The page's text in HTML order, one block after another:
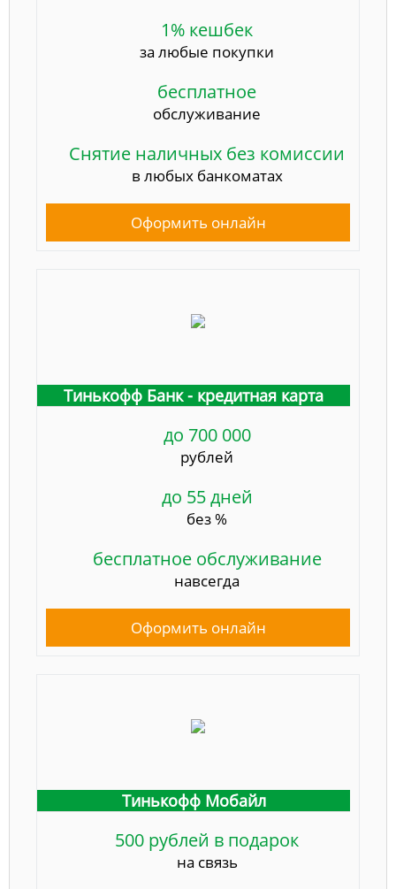
1% кешбек
за любые покупки
бесплатное
обслуживание
Снятие наличных без комиссии
в любых банкоматах
Оформить онлайн
Тинькофф Банк - кредитная карта
до 700 000
рублей
до 55 дней
без %
бесплатное обслуживание
навсегда
Оформить онлайн
Тинькофф Мобайл
500 рублей в подарок
на связь